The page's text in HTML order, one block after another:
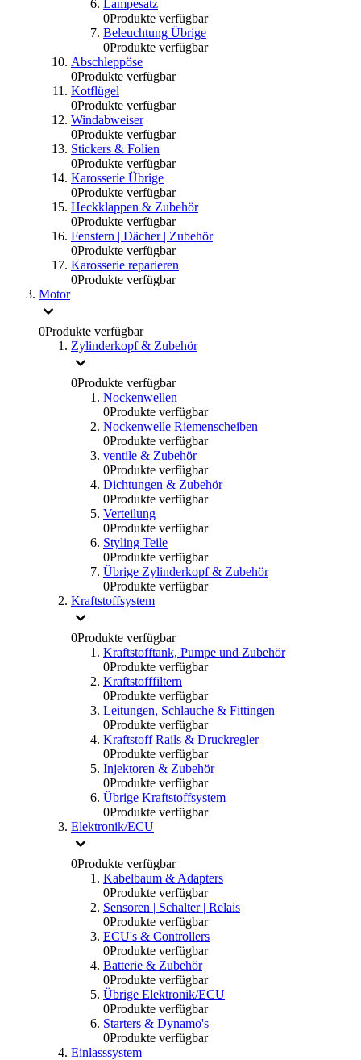
Lampesatz
0Produkte verfügbar
Beleuchtung Übrige
0Produkte verfügbar
Abschleppöse
0Produkte verfügbar
Kotflügel
0Produkte verfügbar
Windabweiser
0Produkte verfügbar
Stickers & Folien
0Produkte verfügbar
Karosserie Übrige
0Produkte verfügbar
Heckklappen & Zubehör
0Produkte verfügbar
Fenstern | Dächer | Zubehör
0Produkte verfügbar
Karosserie reparieren
0Produkte verfügbar
Motor
0Produkte verfügbar
Zylinderkopf & Zubehör
0Produkte verfügbar
Nockenwellen
0Produkte verfügbar
Nockenwelle Riemenscheiben
0Produkte verfügbar
ventile & Zubehör
0Produkte verfügbar
Dichtungen & Zubehör
0Produkte verfügbar
Verteilung
0Produkte verfügbar
Styling Teile
0Produkte verfügbar
Übrige Zylinderkopf & Zubehör
0Produkte verfügbar
Kraftstoffsystem
0Produkte verfügbar
Kraftstofftank, Pumpe und Zubehör
0Produkte verfügbar
Kraftstofffiltern
0Produkte verfügbar
Leitungen, Schlauche & Fittingen
0Produkte verfügbar
Kraftstoff Rails & Druckregler
0Produkte verfügbar
Injektoren & Zubehör
0Produkte verfügbar
Übrige Kraftstoffsystem
0Produkte verfügbar
Elektronik/ECU
0Produkte verfügbar
Kabelbaum & Adapters
0Produkte verfügbar
Sensoren | Schalter | Relais
0Produkte verfügbar
ECU's & Controllers
0Produkte verfügbar
Batterie & Zubehör
0Produkte verfügbar
Übrige Elektronik/ECU
0Produkte verfügbar
Starters & Dynamo's
0Produkte verfügbar
Einlasssystem